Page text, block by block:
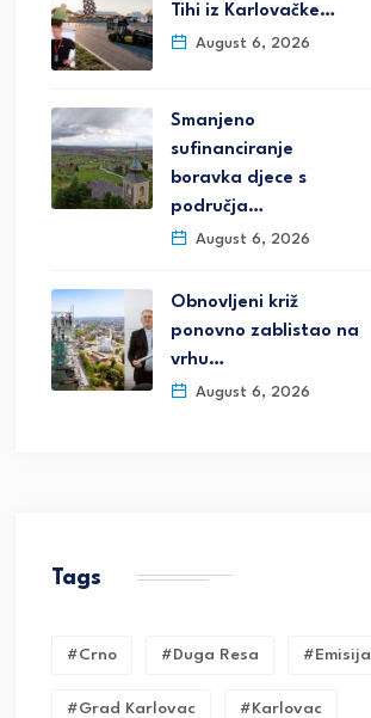
Tihi iz Karlovačke…
August 6, 2026
Smanjeno
sufinanciranje
boravka djece s
područja…
August 6, 2026
Obnovljeni križ
ponovno zablistao na
vrhu…
August 6, 2026
Tags
#crno #duga Resa #emisija
#grad Karlovac #karlovac